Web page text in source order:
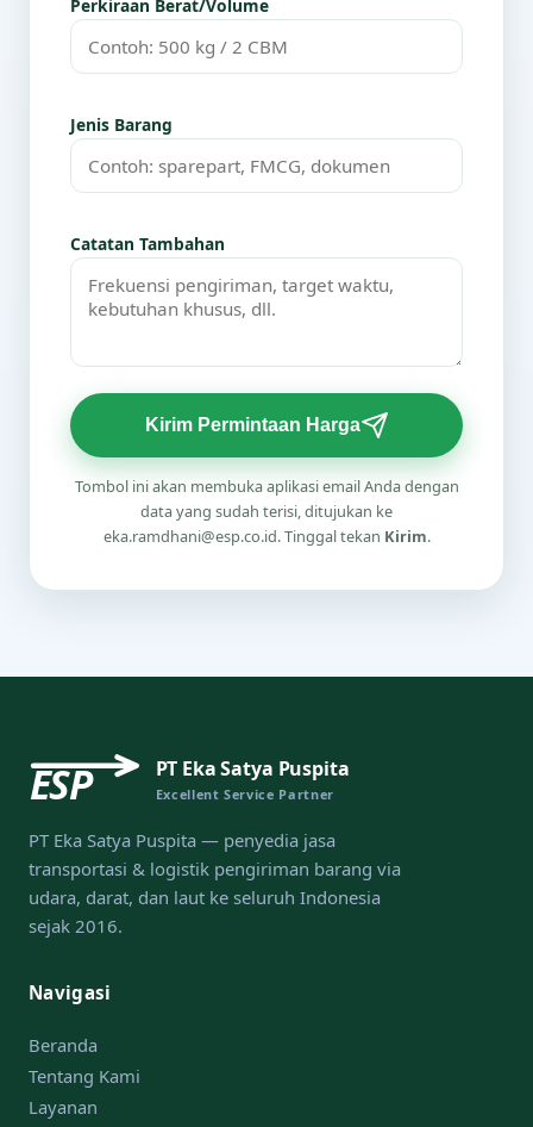
Perkiraan Berat/Volume
Jenis Barang
Catatan Tambahan
Kirim Permintaan Harga
Tombol ini akan membuka aplikasi email Anda dengan
data yang sudah terisi, ditujukan ke
eka.ramdhani@esp.co.id. Tinggal tekan Kirim.
ESP PT Eka Satya Puspita
Excellent Service Partner
PT Eka Satya Puspita — penyedia jasa
transportasi & logistik pengiriman barang via
udara, darat, dan laut ke seluruh Indonesia
sejak 2016.
Navigasi
Beranda
Tentang Kami
Layanan